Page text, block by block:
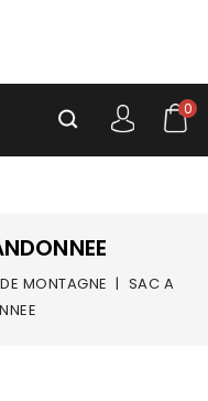
0
MONTAGNE
SAC A